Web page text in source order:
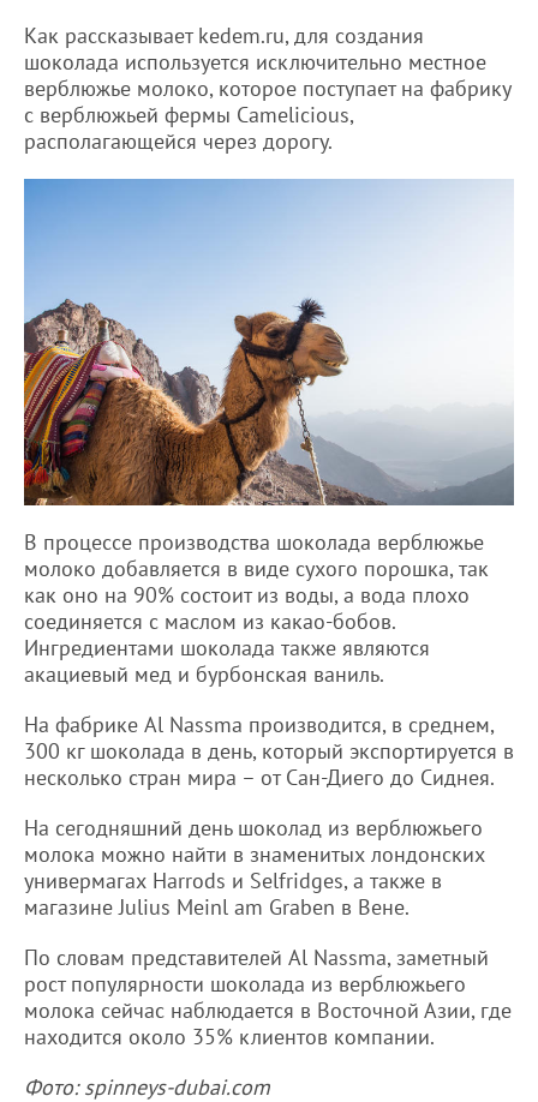
Как рассказывает kedem.ru, для создания
шоколада используется исключительно местное
верблюжье молоко, которое поступает на фабрику
с верблюжьей фермы Camelicious,
располагающейся через дорогу.
В процессе производства шоколада верблюжье
молоко добавляется в виде сухого порошка, так
как оно на 90% состоит из воды, а вода плохо
соединяется с маслом из какао-бобов.
Ингредиентами шоколада также являются
акациевый мед и бурбонская ваниль.
На фабрике Al Nassma производится, в среднем,
300 кг шоколада в день, который экспортируется в
несколько стран мира – от Сан-Диего до Сиднея.
На сегодняшний день шоколад из верблюжьего
молока можно найти в знаменитых лондонских
универмагах Harrods и Selfridges, а также в
магазине Julius Meinl am Graben в Вене.
По словам представителей Al Nassma, заметный
рост популярности шоколада из верблюжьего
молока сейчас наблюдается в Восточной Азии, где
находится около 35% клиентов компании.
Фото: spinneys-dubai.com